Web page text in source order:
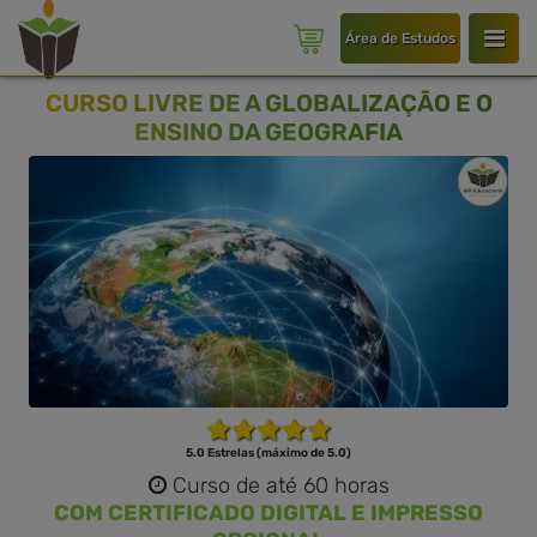
Área de Estudos
CURSO LIVRE DE A GLOBALIZAÇÃO E O
ENSINO DA GEOGRAFIA
5.0 Estrelas (máximo de 5.0)
Curso de até 60 horas
COM CERTIFICADO DIGITAL E IMPRESSO